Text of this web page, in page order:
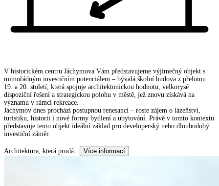
V historickém centru Jáchymova Vám představujeme výjimečný objekt s
mimořádným investičním potenciálem – bývalá školní budova z přelomu
19. a 20. století, která spojuje architektonickou hodnotu, velkorysé
dispoziční řešení a strategickou polohu v městě, jež znovu získává na
významu v rámci rekreace.
Jáchymov dnes prochází postupnou renesancí – roste zájem o lázeňství,
turistiku, historii i nové formy bydlení a ubytování. Právě v tomto kontextu
představuje tento objekt ideální základ pro developerský nebo dlouhodobý
investiční záměr.
Architektura, která prodá Více informací